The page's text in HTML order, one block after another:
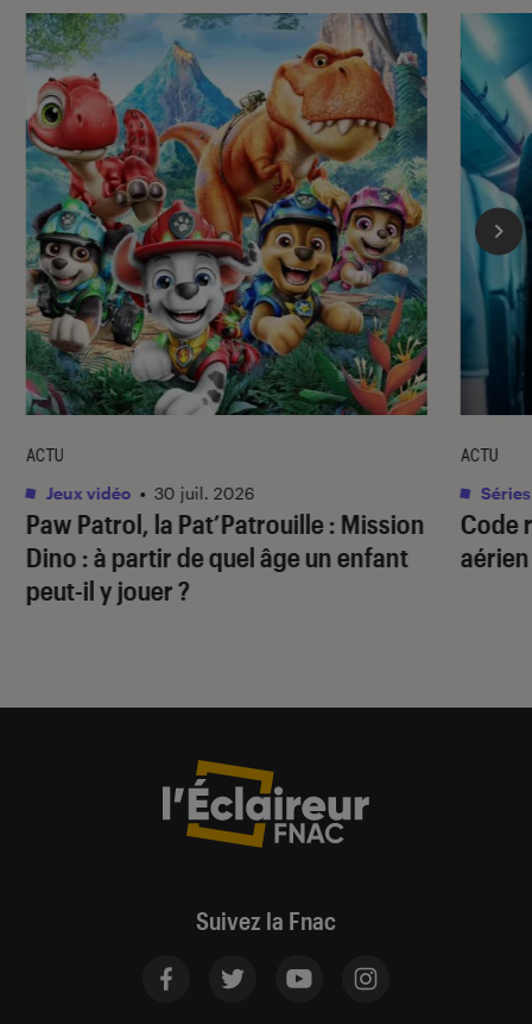
Paw Patrol, la Pat’Patrouille : Mission
Dino : à partir de quel âge un enfant
peut-il y jouer ?
ACTU
Jeux vidéo • 30 juil. 2026
Code
ACTU
Séries
Suivez la Fnac